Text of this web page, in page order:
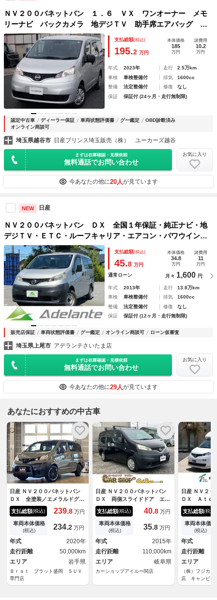
ＮＶ２００バネットバン １．６ ＶＸ ワンオーナー メモ
リーナビ バックカメラ 地デジＴＶ 助手席エアバッグ 取
説記録簿 １オーナー パワーウインドー レーンアシスト
ナビ・ＴＶ キーレスエントリー 被害軽減ブレーキ パワス
テ エアコン
支払総額(税込)
195.2 万円
本体価格
185
万円
諸費用
10.2
万円
年式 2023年 走行
2.5万km
車検
車検整備付 排気
1600cc
整備
法定整備付 修復
なし
保証
保証付 (24ヶ月・走行無制限)
認定中古車 ディーラー保証 車両状態評価書 グー鑑定
OBD診断済み
オンライン商談可
埼玉県越谷市 日産プリンス埼玉販売（株） ユーカーズ越谷
まずは在庫確認・見積依頼
無料通話でお問い合わせ
お気に入り
今あなたの他に20人が見ています
NEW 日産
ＮＶ２００バネットバン ＤＸ 全国１年保証・純正ナビ・地
デジＴＶ・ＥＴＣ・ルーフキャリア・エアコン・パワウインド
ウ・パワステ・ユーザー買取車
支払総額(税込)
45.8 万円
本体価格
34.8
万円
諸費用
11
万円
通常ローン 月々 1,600 円
年式 2013年 走行
13.8万km
車検
車検整備付 排気
1600cc
整備
法定整備付 修復
なし
保証
保証付 (12ヶ月・走行無制限)
販売店保証 車両状態評価書 グー鑑定 オンライン商談可 ローン仮審査
埼玉県上尾市 アデランテさいたま店
まずは在庫確認・見積依頼
無料通話でお問い合わせ
お気に入り
今あなたの他に29人が見ています
あなたにおすすめの中古車
日産 ＮＶ２００バネットバン
ＤＸ 全塗装／エメラルドグレ
ーＭ ブラック塗装 ＷＥＤＳ
新品１４インチＡＷ マキシス
新品タイヤ ブルバー クラッ
ツィオ製シートカバー ラゲッ
ジマット エマージェンシーブ
レーキ 純正ナビ ＴＶ バッ
クカメラ
支払総額(税込) 239.8 万円
車両本体価格
(税込) 234.2 万円
年式
2020年
走行距離
50,000km
エリア
岩手県
Ｂｒａｔ ブラット盛岡 ＳＵＶ
専門店
日産 ＮＶ２００バネットバン
ＤＸ 両側スライドドア エア
バッグ インパネオートマ エ
アコン パワステ ＥＴＣ
支払総額(税込) 40.8 万円
車両本体価格
(税込) 35.8 万円
年式
2015年
走行距離
110,000km
エリア
岐阜県
カーショップアイルー関店
日産 ＮＶ２０
ＤＸ Ａｔｏ
ャンピング
ツインサブバ
０Ｗインバ
ァン 冷蔵
電 外部充電
ガソリン ６
支払総額(税込)
車両本体価格
(税込)
年式
走行距離
エリア
（株）フジカ
店 キャンピン